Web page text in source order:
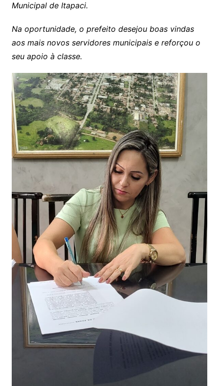
Municipal de Itapaci.
Na oportunidade, o prefeito desejou boas vindas
aos mais novos servidores municipais e reforçou o
seu apoio à classe.